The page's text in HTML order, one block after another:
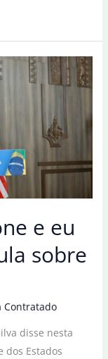
e eu
sobre
Contratado
disse nesta
dos Estados